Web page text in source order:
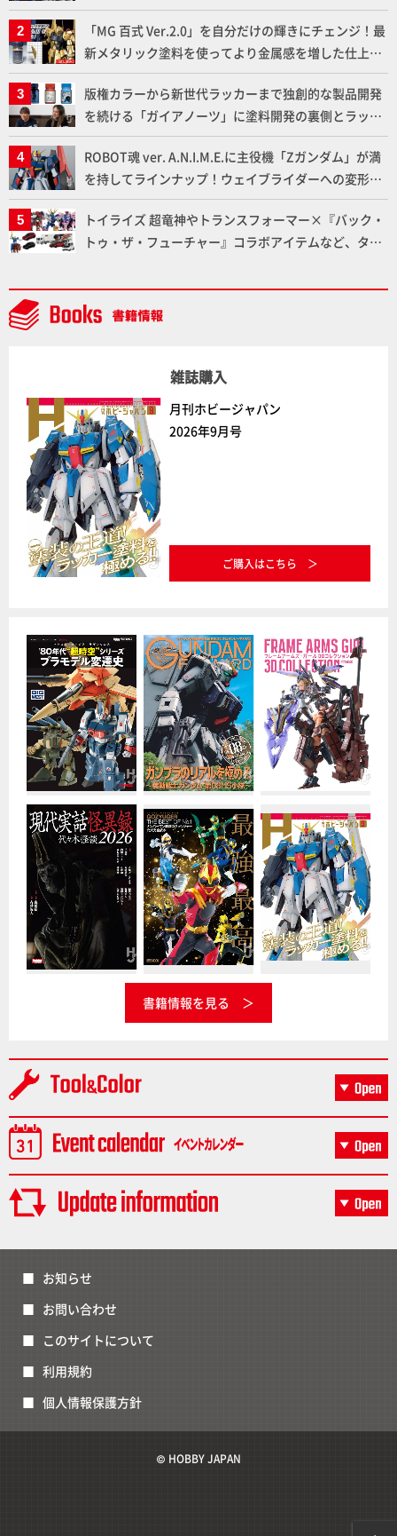
下ろしでご紹介!!さらに「大鉄人17」＆「ワンエイ
ト」セット情報もお届け！【超合金の魂】
「MG 百式 Ver.2.0」を自分だけの輝きにチェンジ！最
新メタリック塗料を使ってより金属感を増した仕上が
りに!!【試し読み】
版権カラーから新世代ラッカーまで独創的な製品開発
を続ける「ガイアノーツ」に塗料開発の裏側とラッカ
ー塗料の未来についてインタビュー！
ROBOT魂 ver. A.N.I.M.E.に主役機「Zガンダム」が満
を持してラインナップ！ウェイブライダーへの変形、
劇中どおりのプロポーションを再現【機動戦士Zガン
ダム】
トイライズ 超竜神やトランスフォーマー×『バック・
トゥ・ザ・フューチャー』コラボアイテムなど、タカ
NEWITEM】
雑誌購入
月刊ホビージャパン
2026年9月号
ご購入はこちら
書籍情報を見る
お知らせ
お問い合わせ
このサイトについて
利用規約
個人情報保護方針
© HOBBY JAPAN